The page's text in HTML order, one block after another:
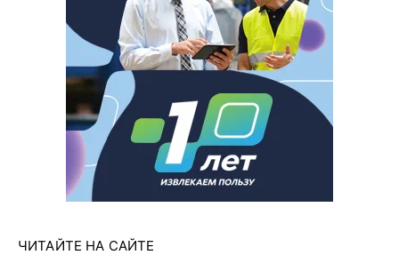
ЧИТАЙТЕ НА САЙТЕ